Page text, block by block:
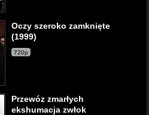
Oczy szeroko zamknięte
(1999)
720p
Przewóz zmarłych
ekshumacja zwłok